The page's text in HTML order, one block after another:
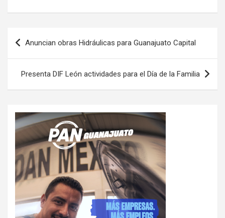
Navegación
de
entradas
Anuncian obras Hidráulicas para Guanajuato Capital
Presenta DIF León actividades para el Día de la Familia